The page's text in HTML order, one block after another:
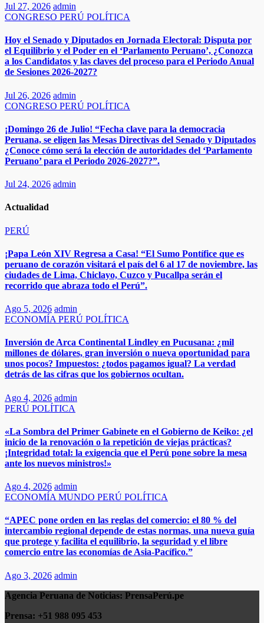
Jul 27, 2026 admin
CONGRESO PERÚ POLÍTICA
Hoy el Senado y Diputados en Jornada Electoral: Disputa por
el Equilibrio y el Poder en el ‘Parlamento Peruano’, ¿Conozca
a los Candidatos y las claves del proceso para el Periodo Anual
de Sesiones 2026-2027?
Jul 26, 2026 admin
CONGRESO PERÚ POLÍTICA
¡Domingo 26 de Julio! “Fecha clave para la democracia
Peruana, se eligen las Mesas Directivas del Senado y Diputados
¿Conoce cómo será la elección de autoridades del ‘Parlamento
Peruano’ para el Periodo 2026-2027?”.
Jul 24, 2026 admin
Actualidad
PERÚ
¡Papa León XIV Regresa a Casa! “El Sumo Pontífice que es
peruano de corazón visitará el país del 6 al 17 de noviembre, las
ciudades de Lima, Chiclayo, Cuzco y Pucallpa serán el
recorrido que abraza todo el Perú”.​
Ago 5, 2026 admin
ECONOMÍA PERÚ POLÍTICA
Inversión de Arca Continental Lindley en Pucusana: ¿mil
millones de dólares, gran inversión o nueva oportunidad para
unos pocos? Impuestos: ¿todos pagamos igual? La verdad
detrás de las cifras que los gobiernos ocultan.
Ago 4, 2026 admin
PERÚ POLÍTICA
«La Sombra del Primer Gabinete en el Gobierno de Keiko: ¿el
inicio de la renovación o la repetición de viejas prácticas?
¡Integridad total: la exigencia que el Perú pone sobre la mesa
ante los nuevos ministros!»
Ago 4, 2026 admin
ECONOMÍA MUNDO PERÚ POLÍTICA
“APEC pone orden en las reglas del comercio: el 80 % del
intercambio regional depende de estas normas, una nueva guía
que protege y facilita el equilibrio, la seguridad y el libre
comercio entre las economías de Asia-Pacífico.”​
Ago 3, 2026 admin
Agencia Peruana de Noticias: PrensaPerú.pe
Prensa: +51 988 095 453